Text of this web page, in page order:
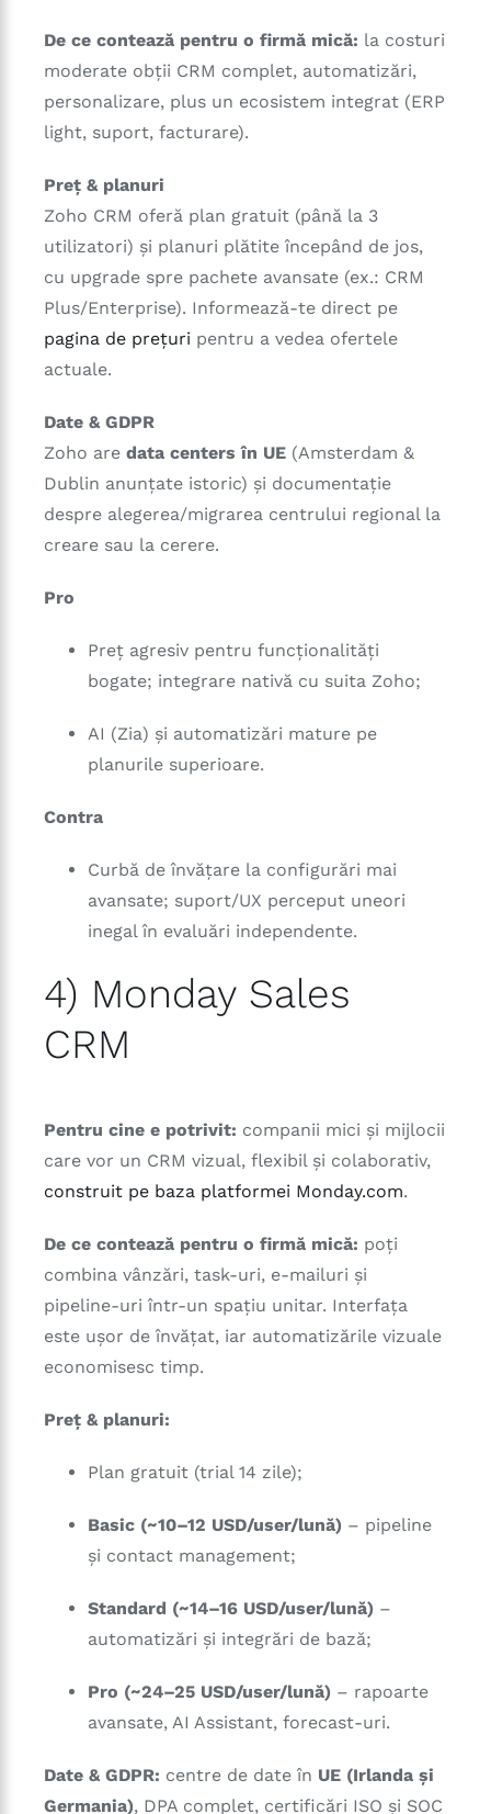
De ce contează pentru o firmă mică: la costuri
moderate obții CRM complet, automatizări,
personalizare, plus un ecosistem integrat (ERP
light, suport, facturare).
Preț & planuri
Zoho CRM oferă plan gratuit (până la 3
utilizatori) și planuri plătite începând de jos,
cu upgrade spre pachete avansate (ex.: CRM
Plus/Enterprise). Informează-te direct pe
pagina de prețuri pentru a vedea ofertele
actuale.
Date & GDPR
Zoho are data centers în UE (Amsterdam &
Dublin anunțate istoric) și documentație
despre alegerea/migrarea centrului regional la
creare sau la cerere.
Pro
Preț agresiv pentru funcționalități
bogate; integrare nativă cu suita Zoho;
AI (Zia) și automatizări mature pe
planurile superioare.
Contra
Curbă de învățare la configurări mai
avansate; suport/UX perceput uneori
inegal în evaluări independente.
4) Monday Sales
CRM
Pentru cine e potrivit: companii mici și mijlocii
care vor un CRM vizual, flexibil și colaborativ,
construit pe baza platformei Monday.com.
De ce contează pentru o firmă mică: poți
combina vânzări, task-uri, e-mailuri și
pipeline-uri într-un spațiu unitar. Interfața
este ușor de învățat, iar automatizările vizuale
economisesc timp.
Preț & planuri:
Plan gratuit (trial 14 zile);
Basic (~10–12 USD/user/lună) – pipeline
și contact management;
Standard (~14–16 USD/user/lună) –
automatizări și integrări de bază;
Pro (~24–25 USD/user/lună) – rapoarte
avansate, AI Assistant, forecast-uri.
Date & GDPR: centre de date în UE (Irlanda și
Germania), DPA complet, certificări ISO și SOC